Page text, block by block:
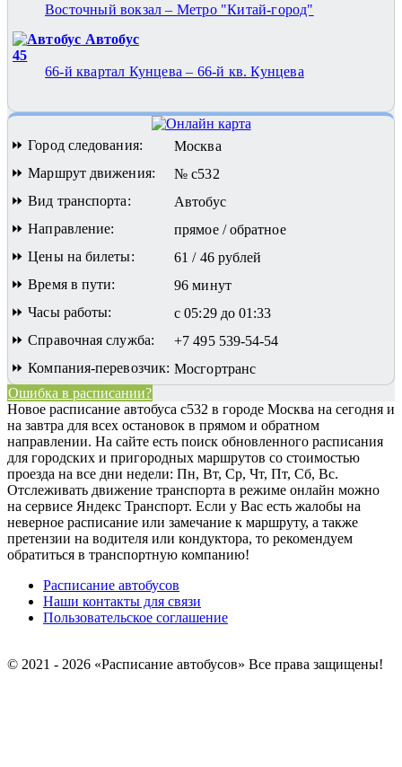
Восточный вокзал – Метро "Китай-город"
Автобус
45
66-й квартал Кунцева – 66-й кв. Кунцева
⏩ Город следования:
Москва
⏩ Маршрут движения:
№ с532
⏩ Вид транспорта:
Автобус
⏩ Направление:
прямое / обратное
⏩ Цены на билеты:
61 / 46 рублей
⏩ Время в пути:
96 минут
⏩ Часы работы:
с 05:29 до 01:33
⏩ Справочная служба:
+7 495 539-54-54
⏩ Компания-перевозчик: Мосгортранс
Ошибка в расписании?
Новое расписание автобуса с532 в городе Москва на сегодня и
на завтра для всех остановок в прямом и обратном
направлении. На сайте есть поиск обновленного расписания
для городских и пригородных маршрутов со стоимостью
проезда на все дни недели: Пн, Вт, Ср, Чт, Пт, Сб, Вс.
Отслеживать движение транспорта в режиме онлайн можно
на сервисе Яндекс Транспорт. Если у Вас есть жалобы на
неверное расписание или замечание к маршруту, а также
претензии на водителя или кондуктора, то рекомендуем
обратиться в транспортную компанию!
Расписание автобусов
Наши контакты для связи
Пользовательское соглашение
© 2021 - 2026 «Расписание автобусов» Все права защищены!